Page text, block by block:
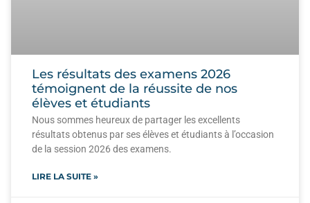
Les résultats des examens 2026
témoignent de la réussite de nos
élèves et étudiants
Nous sommes heureux de partager les excellents
résultats obtenus par ses élèves et étudiants à l’occasion
de la session 2026 des examens.
LIRE LA SUITE »